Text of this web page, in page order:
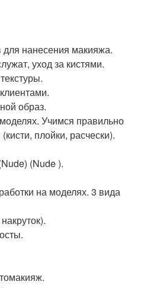
нанесения макияжа.
уход за кистями.
образ.
Учимся правильно
плойки, расчески).
(Nude ).
на моделях. 3 вида